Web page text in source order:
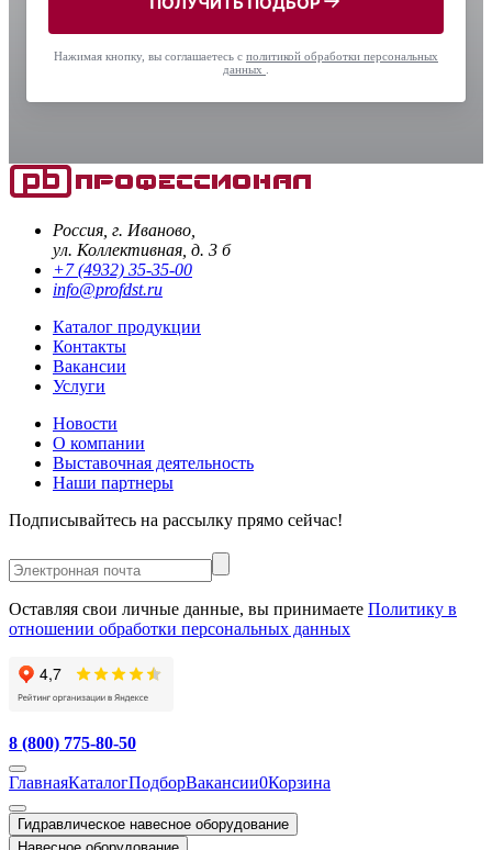
Нажимая кнопку, вы соглашаетесь с политикой обработки персональных
данных
Россия, г. Иваново,
ул. Коллективная, д. 3 б
+7 (4932) 35-35-00
info@profdst.ru
Каталог продукции
Контакты
Вакансии
Услуги
Новости
О компании
Выставочная деятельность
Наши партнеры
Подписывайтесь на рассылку прямо сейчас!
Оставляя свои личные данные, вы принимаете Политику в
отношении обработки персональных данных
8 (800) 775-80-50
ГлавнаяКаталогПодборВакансии0Корзина
Гидравлическое навесное оборудование